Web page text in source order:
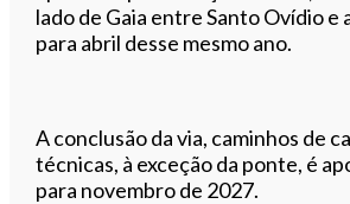
lado de Gaia entre Santo Ovídio e
para abril desse mesmo ano.
A conclusão da via, caminhos de
técnicas, à exceção da ponte, é
para novembro de 2027.